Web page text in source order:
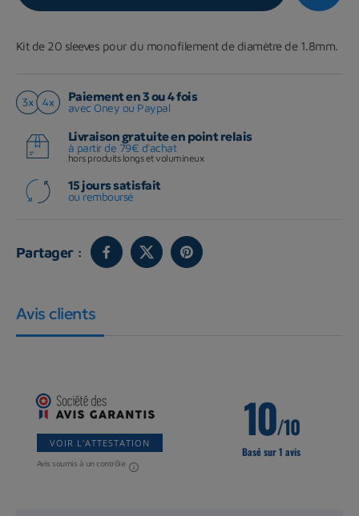
Kit de 20 sleeves pour du monofilement de diamètre de 1.8mm.
Paiement en 3 ou 4 fois
avec Oney ou Paypal
Livraison gratuite en point relais
à partir de 79€ d'achat
hors produits longs et volumineux
15 jours satisfait
ou remboursé
Partager :
Avis clients
VOIR L'ATTESTATION
Avis soumis à un contrôle
10/10
Basé sur 1 avis